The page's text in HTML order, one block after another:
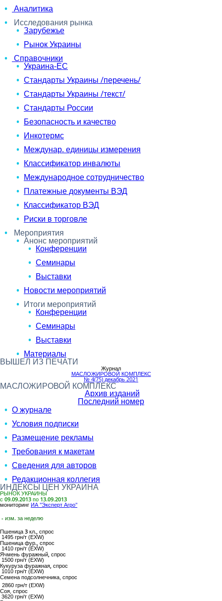
Аналитика
Исследования рынка
Зарубежье
Рынок Украины
Справочники
Украина-ЕС
Стандарты Украины /перечень/
Стандарты Украины /текст/
Стандарты России
Безопасность и качество
Инкотермс
Междунар. единицы измерения
Классификатор инвалюты
Международное сотрудничество
Платежные документы ВЭД
Классификатор ВЭД
Риски в торговле
Мероприятия
Анонс мероприятий
Конференции
Семинары
Выставки
Новости мероприятий
Итоги мероприятий
Конференции
Семинары
Выставки
Материалы
ВЫШЕЛ ИЗ ПЕЧАТИ
Журнал
МАСЛОЖИРОВОЙ КОМПЛЕКС
№ 4(75) декабрь 2021
МАСЛОЖИРОВОЙ КОМПЛЕКС
Архив изданий
Последний номер
О журнале
Условия подписки
Размещение рекламы
Требования к макетам
Сведения для авторов
Редакционная коллегия
ИНДЕКСЫ ЦЕН УКРАИНА
РЫНОК УКРАИНЫ
с 09.09.2013 по 13.09.2013
мониторинг ИА "Эксперт Агро"
- изм. за неделю
Пшеница 3 кл., спрос
1495 грн/т (EXW)
Пшеница фур., спрос
1410 грн/т (EXW)
Ячмень фуражный, спрос
1500 грн/т (EXW)
Кукуруза фуражная, спрос
1010 грн/т (EXW)
Семена подсолнечника , спрос
2860 грн/т (EXW)
Соя , спрос
3620 грн/т (EXW)